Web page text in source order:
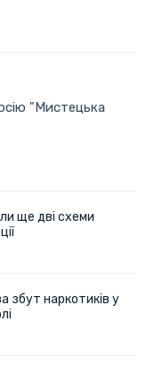
"Мистецька
ще дві схеми
збут наркотиків у